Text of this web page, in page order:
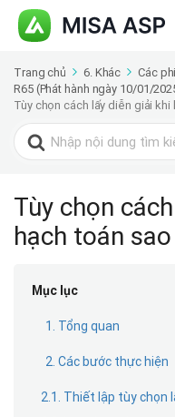
Trang chủ 6. Khác
Các
R65 (Phát hành ngày 10/01/
Tùy chọn cách lấy diễn giải
Search
for:
Tùy chọn
hạch toán
Mục lục
1. Tổng quan
2. Các bước thực hiện
2.1. Thiết lập tùy chọn